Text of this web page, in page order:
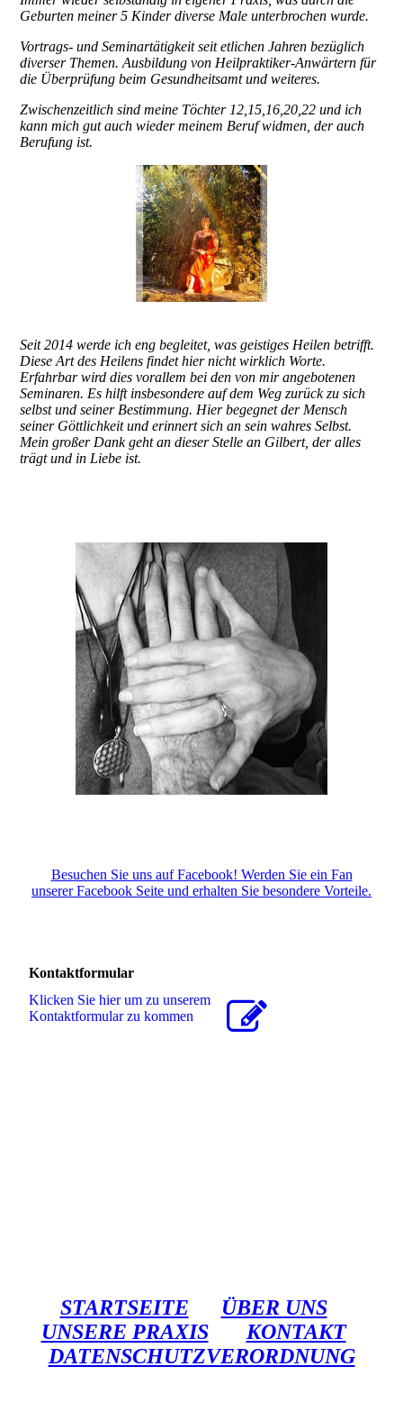
Geburten meiner 5 Kinder diverse Male unterbrochen wurde.
Vortrags- und Seminartätigkeit seit etlichen Jahren bezüglich
diverser Themen. Ausbildung von Heilpraktiker-Anwärtern für
die Überprüfung beim Gesundheitsamt und weiteres.
Zwischenzeitlich sind meine Töchter 12,15,16,20,22 und ich
kann mich gut auch wieder meinem Beruf widmen, der auch
Berufung ist.
Seit 2014 werde ich eng begleitet, was geistiges Heilen betrifft.
Diese Art des Heilens findet hier nicht wirklich Worte.
Erfahrbar wird dies vorallem bei den von mir angebotenen
Seminaren. Es hilft insbesondere auf dem Weg zurück zu sich
selbst und seiner Bestimmung. Hier begegnet der Mensch
seiner Göttlichkeit und erinnert sich an sein wahres Selbst.
Mein großer Dank geht an dieser Stelle an Gilbert, der alles
trägt und in Liebe ist.
Besuchen Sie uns auf Facebook! Werden Sie ein Fan
unserer Facebook Seite und erhalten Sie besondere Vorteile.
Kontaktformular
Klicken Sie hier um zu unserem
Kon­takt­for­mu­lar zu kommen
STARTSEITE
ÜBER UNS
UNSERE PRAXIS
KONTAKT
DATENSCHUTZVERORDNUNG